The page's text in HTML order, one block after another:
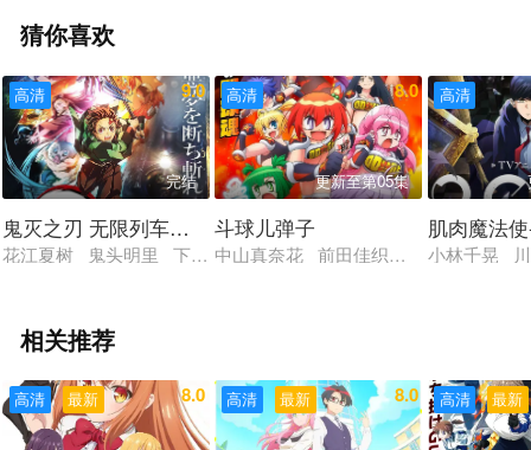
猜你喜欢
高清 9.0
完结
鬼灭之刃 无限列车篇TV版
花江夏树 鬼头明里 下野纮 松冈祯丞 日野聪
高清 8.0
更新至第05集
斗球儿弹子
中山真奈花 前田佳织里 关根明良
高清
肌肉魔法
小林千晃
相关推荐
最新
高清 8.0 最新
高清 8.0 最新
高清